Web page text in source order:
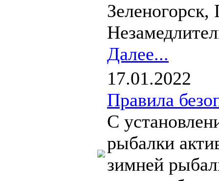
Далее...
17.01.2022
Правила
С
рыбалки
зимней